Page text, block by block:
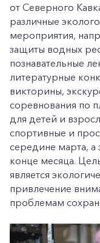
+7-800-
Заказать
Частным
от Северного
различные
мероприятия,
защиты водных
познавательные
литературные
викторины,
соревнования по
для детей и
спортивные и
середине марта, а
конце месяца.
является
привлечение
проблемам